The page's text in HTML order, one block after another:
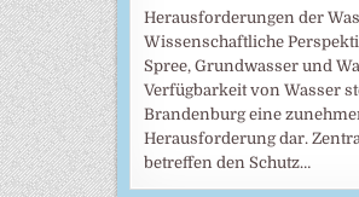
Herausforderungen der
Wissenschaftliche
Spree, Grundwasser und
Verfügbarkeit von Wasser
Brandenburg eine
Herausforderung dar.
betreffen den Schutz…